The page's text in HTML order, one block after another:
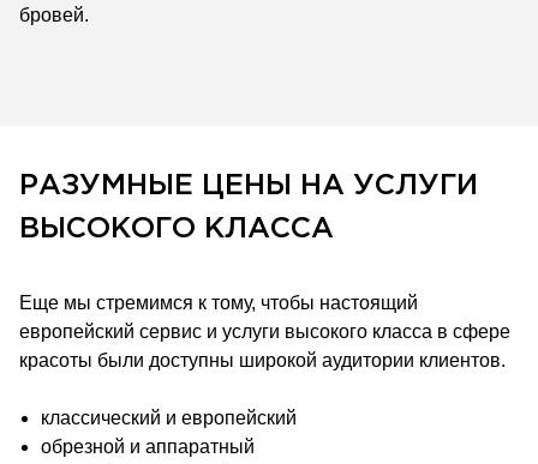
бровей.
РАЗУМНЫЕ ЦЕНЫ НА УСЛУГИ
ВЫСОКОГО КЛАССА
Еще мы стремимся к тому, чтобы настоящий
европейский сервис и услуги высокого класса в сфере
красоты были доступны широкой аудитории клиентов.
классический и европейский
обрезной и аппаратный